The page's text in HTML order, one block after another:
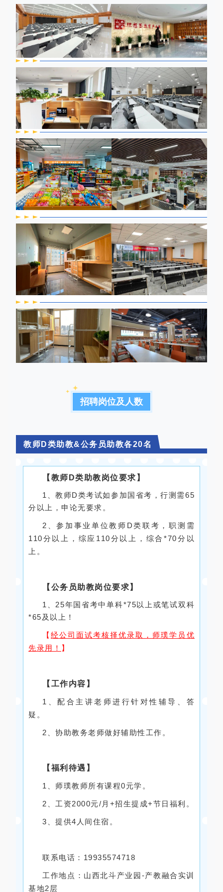
招聘岗位及人数
教师D类助教&公务员助教各20名
【教师D类助教岗位要求】
1、教师D类考试如参加国省考，行测需65
分以上，申论无要求。
2、参加事业单位教师D类联考，职测需
110分以上，综应110分以上，综合*70分以
上。
【公务员助教岗位要求】
1、25年国省考中单科*75以上或笔试双科
*65及以上！
【经公司面试考核择优录取，师璞学员优
先录用！ 】
【工作内容】
1、配合主讲老师进行针对性辅导、答
疑。
2、协助教务老师做好辅助性工作。
【福利待遇】
1、师璞教师所有课程0元学。
2、工资2000元/月+招生提成+节日福利。
3、提供4人间住宿。
联系电话：19935574718
工作地点：山西北斗产业园-产教融合实训
基地2层